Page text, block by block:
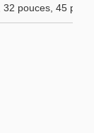
pouces, 45